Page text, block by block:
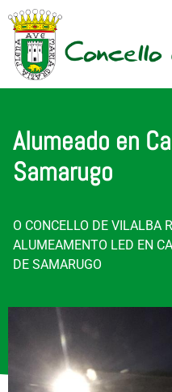
Alumeado en
Samarugo
O CONCELLO DE VILALBA
ALUMEAMENTO LED EN
DE SAMARUGO